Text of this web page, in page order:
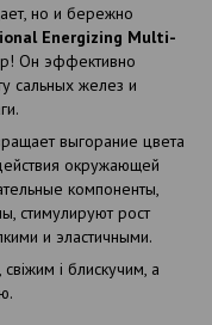
но и бережно
Energizing Multi-
Он эффективно
сальных желез и
выгорание цвета
окружающей
компоненты,
стимулируют рост
и эластичными.
і блискучим, а